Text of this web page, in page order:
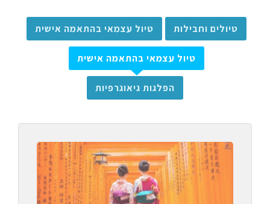
טיולים וחבילות טיול עצמאי בהתאמה אישית
טיול עצמאי בהתאמה אישית
הפלגות גיאוגרפיות